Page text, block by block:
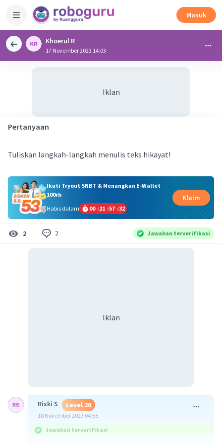
Masuk
Khoerul R
17 November 2023 14:03
Iklan
Pertanyaan
Tuliskan langkah-langkah menulis teks hikayat!
Ikuti Tryout SNBT & Menangkan E-Wallet
100rb
Habis dalam
00 :21 :57 :32
Klaim
2 2 Jawaban terverifikasi
Iklan
Riski S Level 20
18 November 2023 04:55
Jawaban terverifikasi